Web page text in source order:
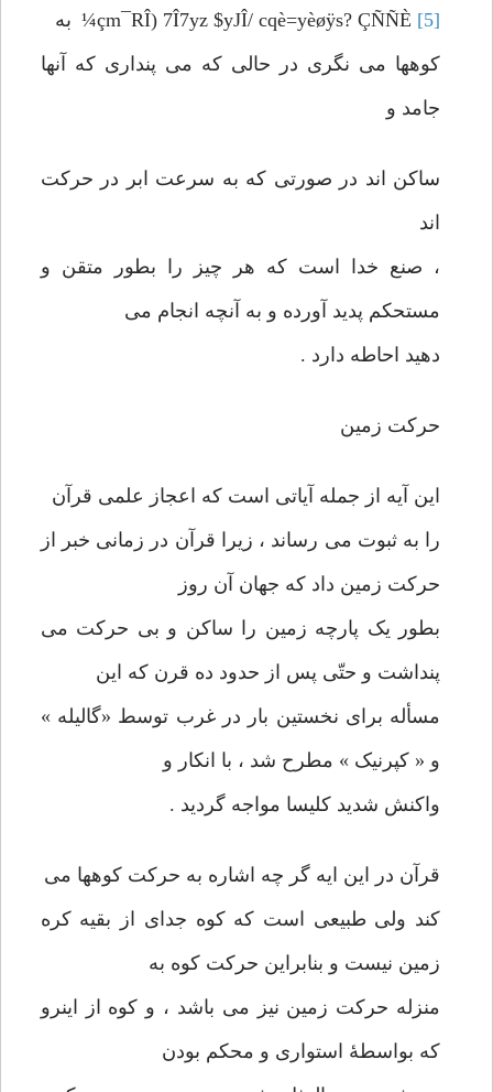
¼çm¯RÎ) 7Î7yz $yJÎ/ cqè=yèøÿs? ÇÑÑÈ [5]
به
کوهها می نگری در حالی که می پنداری که آنها
جامد و
ساکن اند در صورتی که به سرعت ابر در حرکت
اند
، صنع خدا است که هر چیز را بطور متقن و
مستحکم پدید آورده و به آنچه انجام می
دهید احاطه دارد .
حرکت زمین
این آیه از جمله آیاتی است که اعجاز علمی قرآن
را به ثبوت می رساند ، زیرا قرآن در زمانی خبر از
حرکت زمین داد که جهان آن روز
بطور یک پارچه زمین را ساکن و بی حرکت می
پنداشت و حتّی پس از حدود ده قرن که این
مسأله برای نخستین بار در غرب توسط «گالیله »
و « کپرنیک » مطرح شد ، با انکار و
واکنش شدید کلیسا مواجه گردید .
قرآن در این ایه گر چه اشاره به حرکت کوهها می
کند ولی طبیعی است که کوه جدای از بقیه کره
زمین نیست و بنابراین حرکت کوه به
منزله حرکت زمین نیز می باشد ، و کوه از اینرو
که بواسطۀ استواری و محکم بودن